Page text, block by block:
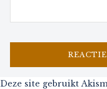
Deze site gebruikt